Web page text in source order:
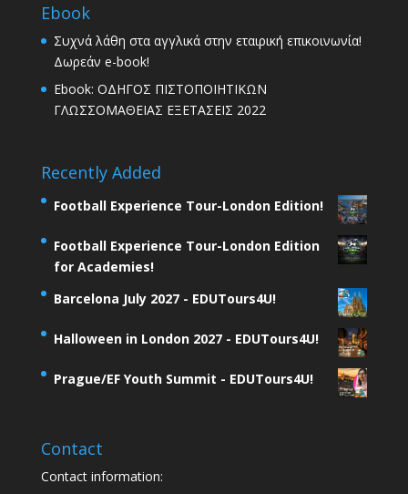
Ebook
Συχνά λάθη στα αγγλικά στην εταιρική επικοινωνία!
Δωρεάν e-book!
Ebook: ΟΔΗΓΟΣ ΠΙΣΤΟΠΟΙΗΤΙΚΩΝ
ΓΛΩΣΣΟΜΑΘΕΙΑΣ ΕΞΕΤΑΣΕΙΣ 2022
Recently Added
Football Experience Tour-London Edition!
Football Experience Tour-London Edition
for Academies!
Barcelona July 2027 - EDUTours4U!
Halloween in London 2027 - EDUTours4U!
Prague/EF Youth Summit - EDUTours4U!
Contact
Contact information: